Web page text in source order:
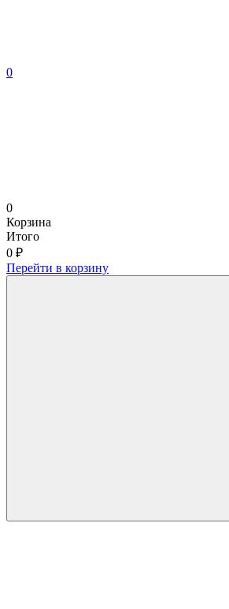
0
0
Корзина
Итого
0 ₽
Перейти в корзину